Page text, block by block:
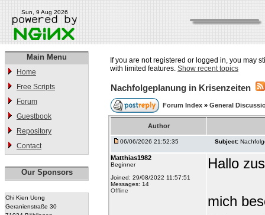
Sun, 9 Aug 2026
Main Menu
Home
Free Scripts
Forum
Guestbook
Repository
Contact
Our Sponsors
Chi Kien Uong
Geranienstraße 30
If you are not registered or logged in, you may
with limited features. Show recent topics
Nachfolgeplanung in Krisenzeiten
Forum Index » General
Author
06/06/2026 21:52:35 Subject:
Matthias1982
Beginner
Joined: 29/08/2022 11:57:51
Messages: 14
Offline
Hallo
mich